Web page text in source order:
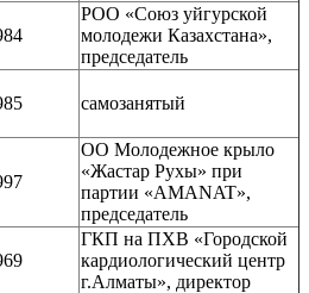
РОО «Союз уйгурской
молодежи Казахстана»,
председатель
самозанятый
ОО Молодежное крыло
«Жастар Рухы» при
партии «AMANAT»,
председатель
ГКП на ПХВ «Городской
кардиологический центр
г.Алматы», директор